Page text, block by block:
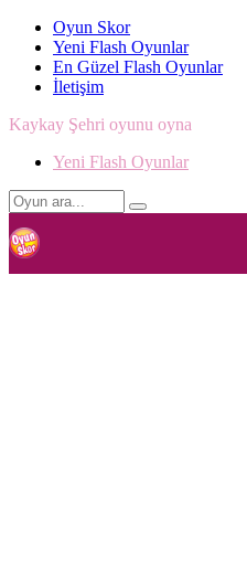
Oyun Skor
Yeni Flash Oyunlar
En Güzel Flash Oyunlar
İletişim
Kaykay Şehri oyunu oyna
Yeni Flash Oyunlar